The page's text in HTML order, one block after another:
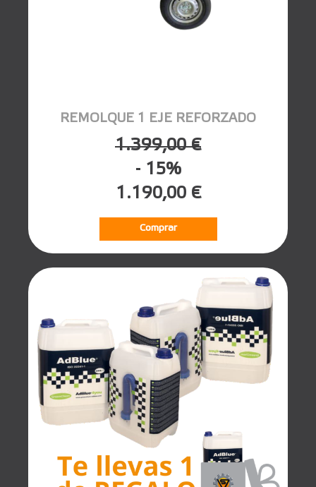
REMOLQUE 1 EJE REFORZADO
1.399,00 €
- 15%
1.190,00 €
Comprar